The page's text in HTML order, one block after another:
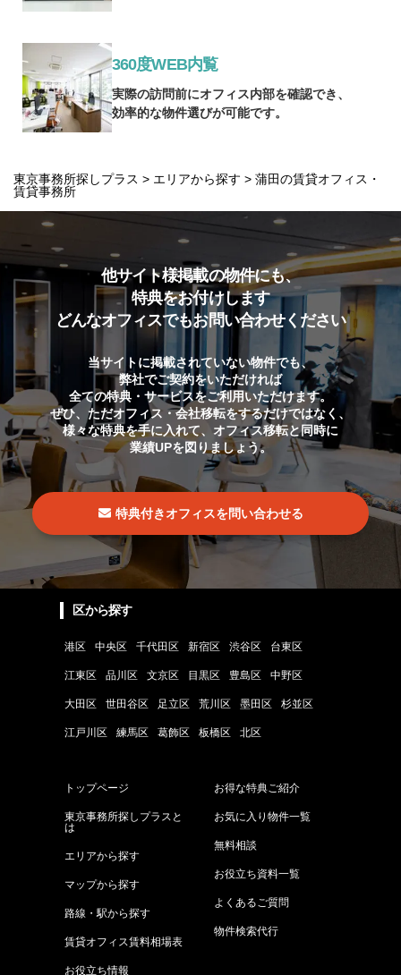
360度WEB内覧
実際の訪問前にオフィス内部を確認でき、
効率的な物件選びが可能です。
東京事務所探しプラス > エリアから探す > 蒲田の賃貸オフィス・
賃貸事務所
他サイト様掲載の物件にも、
特典をお付けします
どんなオフィスでもお問い合わせください
当サイトに掲載されていない物件でも、
弊社でご契約をいただければ
全ての特典・サービスをご利用いただけます。
ぜひ、ただオフィス・会社移転をするだけではなく、
様々な特典を手に入れて、オフィス移転と同時に
業績UPを図りましょう。
特典付きオフィスを問い合わせる
区から探す
港区 中央区 千代田区 新宿区 渋谷区 台東区
江東区 品川区 文京区 目黒区 豊島区 中野区
大田区 世田谷区 足立区 荒川区 墨田区 杉並区
江戸川区 練馬区 葛飾区 板橋区 北区
トップページ
東京事務所探しプラスと
は
エリアから探す
マップから探す
路線・駅から探す
賃貸オフィス賃料相場表
お得な特典ご紹介
お気に入り物件一覧
無料相談
お役立ち資料一覧
よくあるご質問
物件検索代行
お役立ち情報